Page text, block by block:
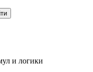
и логики